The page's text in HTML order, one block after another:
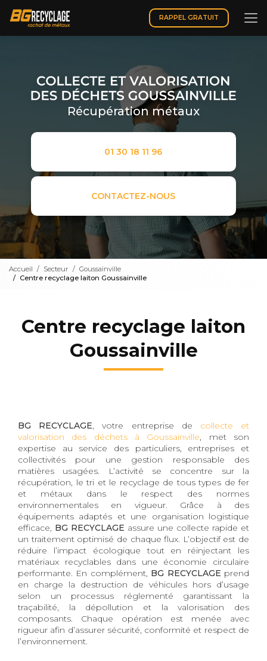
contenu
principal
RAPPEL GRATUIT
Récupération métaux
01 30 18 11 96
CONTACTEZ-NOUS
Accueil Secteur
Goussainville
Centre recyclage laiton Goussainville
Centre recyclage laiton
Goussainville
BG RECYCLAGE, votre entreprise de collecte et
valorisation des déchets à Goussainville, met son
expertise au service des particuliers, entreprises et
collectivités pour une gestion responsable des
matières usagées. L’activité se concentre sur la
récupération, le tri et le recyclage de tous types de fer
et métaux dans le respect des normes
environnementales en vigueur. Grâce à des
équipements adaptés et une organisation logistique
efficace, BG RECYCLAGE assure une collecte rapide et
un traitement optimisé de chaque flux. L’objectif est de
réduire l’impact écologique tout en réinjectant les
matériaux recyclables dans une économie circulaire
performante. En complément, BG RECYCLAGE prend
en charge la destruction de véhicules hors d’usage
selon un processus réglementé garantissant la
traçabilité, la dépollution et la valorisation des
composants. Chaque opération est menée avec
rigueur afin d’assurer sécurité, conformité et respect de
l’environnement.